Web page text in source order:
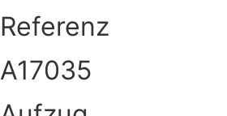
Referenz
A17035